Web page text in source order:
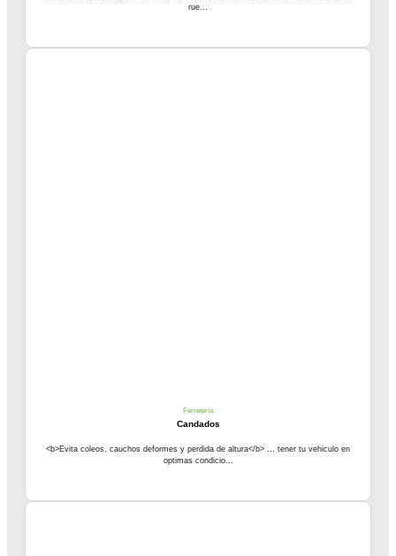
rue...
Ferretería
Candados
<b>Evita coleos, cauchos deformes y perdida de altura</b> … tener tu vehiculo en
optimas condicio...